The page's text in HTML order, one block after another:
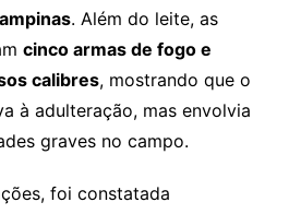
. Além do leite, as
cinco armas de fogo e
calibres, mostrando que o
à adulteração, mas envolvia
graves no campo.
foi constatada